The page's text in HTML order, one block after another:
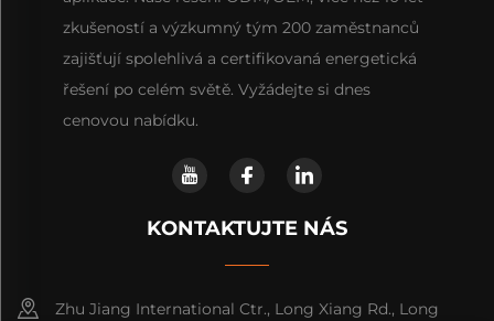
zkušeností a výzkumný tým 200 zaměstnanců
zajišťují spolehlivá a certifikovaná energetická
řešení po celém světě. Vyžádejte si dnes
cenovou nabídku.
KONTAKTUJTE NÁS
Zhu Jiang International Ctr., Long Xiang Rd., Long